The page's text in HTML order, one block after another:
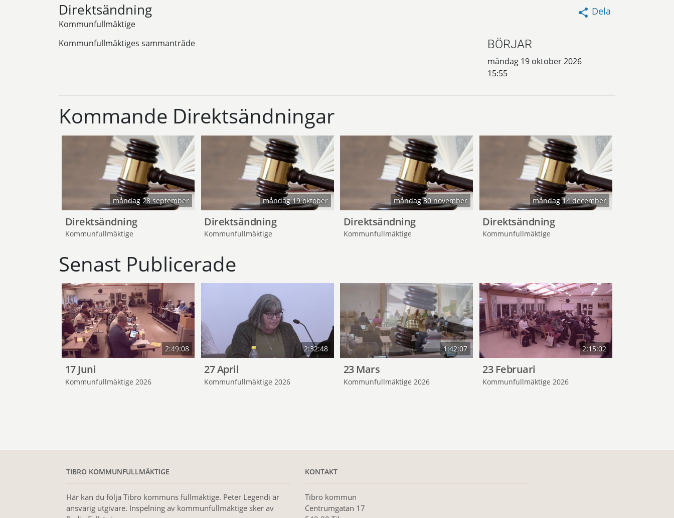
Dela
Direktsändning
Kommunfullmäktige
Kommunfullmäktiges sammanträde
BÖRJAR
måndag 19 oktober 2026
15:55
Kommande Direktsändningar
måndag 28 september
Direktsändning
Kommunfullmäktige
måndag 19 oktober
Direktsändning
Kommunfullmäktige
måndag 30 november
Direktsändning
Kommunfullmäktige
måndag 14 december
Direktsändning
Kommunfullmäktige
Senast Publicerade
2:49:08
17 Juni
Kommunfullmäktige 2026
2:32:48
27 April
Kommunfullmäktige 2026
1:42:07
23 Mars
Kommunfullmäktige 2026
2:15:02
23 Februari
Kommunfullmäktige 2026
TIBRO KOMMUNFULLMÄKTIGE
Här kan du följa Tibro kommuns fullmäktige. Peter Legendi är
ansvarig utgivare. Inspelning av kommunfullmäktige sker av
KONTAKT
Tibro kommun
Centrumgatan 17